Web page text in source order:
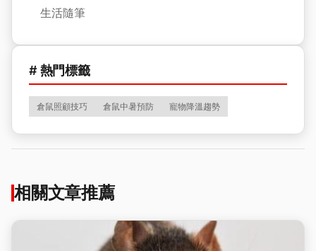
生活隨筆
# 熱門標籤
倉鼠照顧技巧 倉鼠中暑預防 寵物降溫趨勢
相關文章推薦